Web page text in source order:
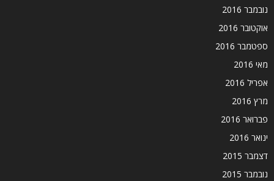
נובמבר 2016
אוקטובר 2016
ספטמבר 2016
מאי 2016
אפריל 2016
מרץ 2016
פברואר 2016
ינואר 2016
דצמבר 2015
נובמבר 2015